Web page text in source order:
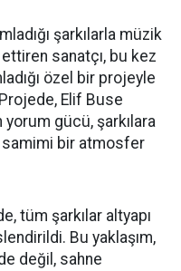
şarkılarla müzik
ettiren sanatçı, bu kez
özel bir projeyle
Elif Buse
yorum gücü, şarkılara
samimi bir atmosfer
tüm şarkılar altyapı
Bu yaklaşım,
değil, sahne